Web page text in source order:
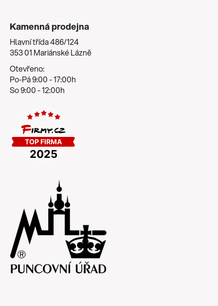
Kamenná prodejna
Hlavní třída 486/124
353 01 Mariánské Lázně
Otevřeno:
Po-Pá 9:00 - 17:00h
So 9:00 - 12:00h